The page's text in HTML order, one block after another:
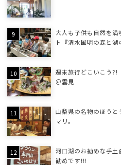
大人も子供も自然を満
ト『清水国明の森と湖
週末旅行どこいこう
＠雲見
山梨県の名物のほうと
マリ。
河口湖のお勧めな手
勧めです!!!